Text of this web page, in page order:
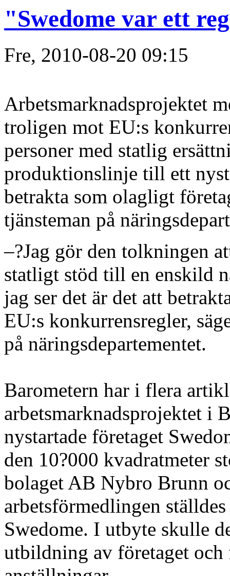
"Swedome var ett
Fre, 2010-08-20 09:15
Arbetsmarknadsprojektet
troligen mot EU:s
personer med statlig
produktionslinje till ett
betrakta som olagligt
tjänsteman på
–?Jag gör den tolkningen
statligt stöd till en enskild
jag ser det är det att
EU:s konkurrensregler,
på näringsdepartementet.
Barometern har i flera
arbetsmarknadsprojektet i
nystartade företaget
den 10?000 kvadratmeter
bolaget AB Nybro Brunn
arbetsförmedlingen
Swedome. I utbyte skulle
utbildning av företaget